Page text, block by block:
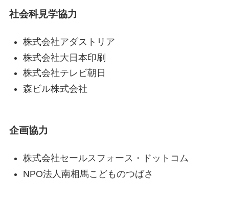
社会科見学協力
株式会社アダストリア
株式会社大日本印刷
株式会社テレビ朝日
森ビル株式会社
企画協力
株式会社セールスフォース・ドットコム
NPO法人南相馬こどものつばさ